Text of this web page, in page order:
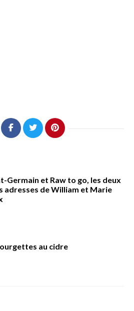
Germain et Raw to go, les deux
adresses de William et Marie
au cidre